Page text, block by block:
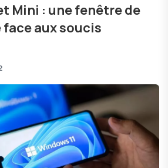
Mini : une fenêtre de
aux soucis